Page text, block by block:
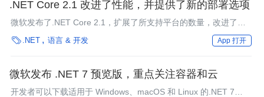
.NET Core 2.1 改进了性能，并提供了新的部署选项
微软发布了.NET Core 2.1，扩展了所支持平台的数量，改进了性
能（包括编译时和运行时），并为开发人员提供了新的应用部署选
项。
 .NET 语言 & 开发 App 打开
微软发布 .NET 7 预览版，重点关注容器和云
开发者可以下载适用于 Windows、macOS 和 Linux 的.NET 7